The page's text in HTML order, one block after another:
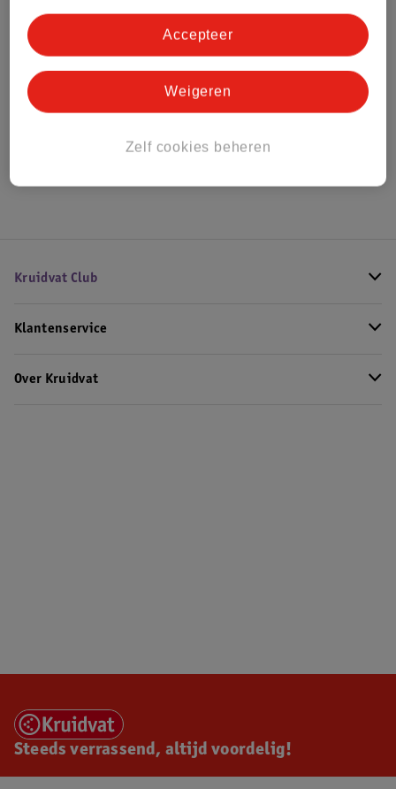
Bestel & Bezorginformatie
Bekijk ook
Kruidvat Club
Klantenservice
Over Kruidvat
Steeds verrassend, altijd voordelig!
Zelf cookies beheren
Weigeren
Accepteer